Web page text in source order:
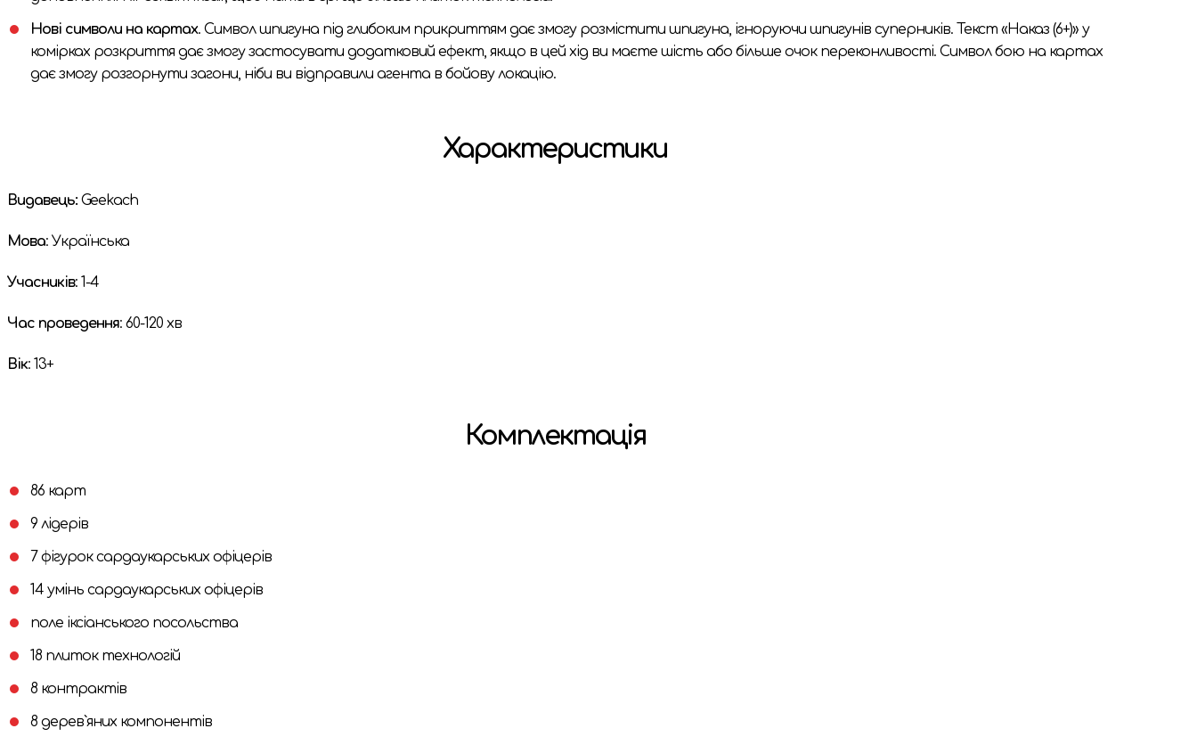
Нові символи на картах. Символ шпигуна під глибоким прикриттям дає змогу розмістити шпигуна, ігноруючи шпигунів суперників. Текст «Наказ (6+)» у
комірках розкриття дає змогу застосувати додатковий ефект, якщо в цей хід ви маєте шість або більше очок переконливості. Символ бою на картах
дає змогу розгорнути загони, ніби ви відправили агента в бойову локацію.
Характеристики
Видавець: Geekach
Мова: Українська
Учасників: 1-4
Час проведення: 60-120 хв
Вік: 13+
Комплектація
86 карт
9 лідерів
7 фігурок сардаукарських офіцерів
14 умінь сардаукарських офіцерів
поле іксіанського посольства
18 плиток технологій
8 контрактів
8 дерев`яних компонентів